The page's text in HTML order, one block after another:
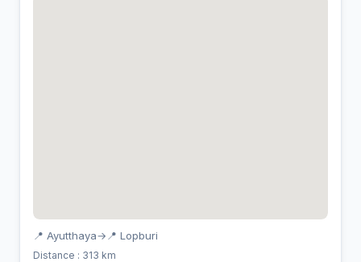
📍 Ayutthaya→ 📍 Lopburi
Distance : 313 km